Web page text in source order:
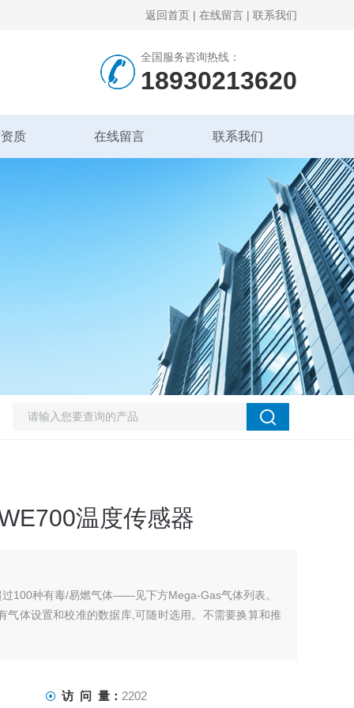
返回首页 | 在线留言 | 联系我们
全国服务咨询热线：
18930213620
质 在线留言 联系我们
温度传感器
100种有毒/易燃气体——见下方Mega-Gas气体列表。
气体设置和校准的数据库,可随时选用。不需要换算和推
访 问 量： 2202